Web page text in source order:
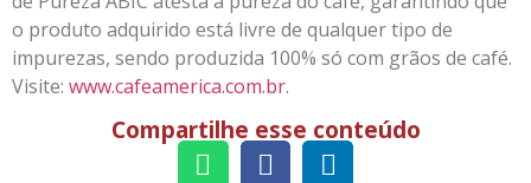
o produto adquirido está livre de qualquer tipo de
impurezas, sendo produzida 100% só com grãos de café.
Visite: www.cafeamerica.com.br.
Compartilhe esse conteúdo